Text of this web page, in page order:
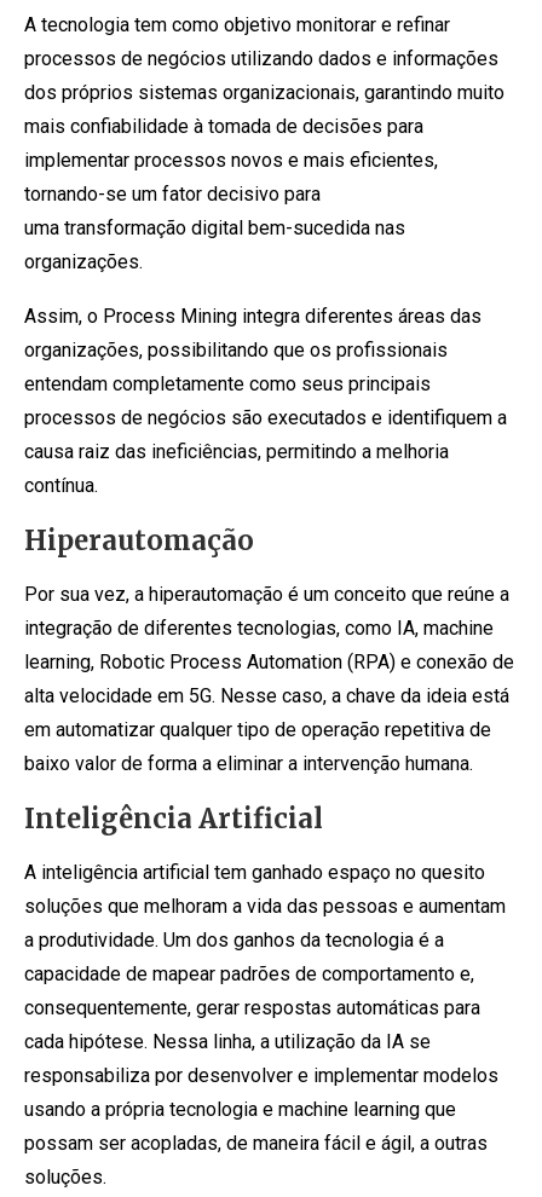
A tecnologia tem como objetivo monitorar e refinar
processos de negócios utilizando dados e informações
dos próprios sistemas organizacionais, garantindo muito
mais confiabilidade à tomada de decisões para
implementar processos novos e mais eficientes,
tornando-se um fator decisivo para
uma transformação digital bem-sucedida nas
organizações.
Assim, o Process Mining integra diferentes áreas das
organizações, possibilitando que os profissionais
entendam completamente como seus principais
processos de negócios são executados e identifiquem a
causa raiz das ineficiências, permitindo a melhoria
contínua.
Hiperautomação
Por sua vez, a hiperautomação é um conceito que reúne a
integração de diferentes tecnologias, como IA, machine
learning, Robotic Process Automation (RPA) e conexão de
alta velocidade em 5G. Nesse caso, a chave da ideia está
em automatizar qualquer tipo de operação repetitiva de
baixo valor de forma a eliminar a intervenção humana.
Inteligência Artificial
A inteligência artificial tem ganhado espaço no quesito
soluções que melhoram a vida das pessoas e aumentam
a produtividade. Um dos ganhos da tecnologia é a
capacidade de mapear padrões de comportamento e,
consequentemente, gerar respostas automáticas para
cada hipótese. Nessa linha, a utilização da IA se
responsabiliza por desenvolver e implementar modelos
usando a própria tecnologia e machine learning que
possam ser acopladas, de maneira fácil e ágil, a outras
soluções.